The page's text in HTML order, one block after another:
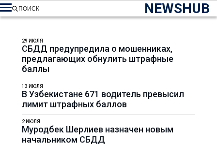
NEWSHUB
ПОИСК
СБДД предупредила о мошенниках,
предлагающих обнулить штрафные
баллы
29 ИЮЛЯ
В Узбекистане 671 водитель превысил
лимит штрафных баллов
13 ИЮЛЯ
Муродбек Шерлиев назначен новым
начальником СБДД
2 ИЮЛЯ